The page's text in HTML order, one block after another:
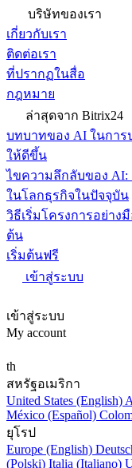
บริษัทของเรา
เกี่ยวกับเรา
ติดต่อเรา
ที่ปรากฏในสื่อ
กฎหมาย
ล่าสุดจาก Bitrix24
บทบาทของ AI ในกา
ให้ดีขึ้น
ไขความลึกลับของ AI:
ในโลกธุรกิจในปัจจุบัน
วิธีเริ่มโครงการอย่า
ต้น
เริ่มต้นฟรี
เข้าสู่ระบบ
เข้าสู่ระบบ
My account
th
สหรัฐอเมริกา
United States (English)
México (Español)
ยุโรป
Europe (English)
(Polski) Italia (Italiano)